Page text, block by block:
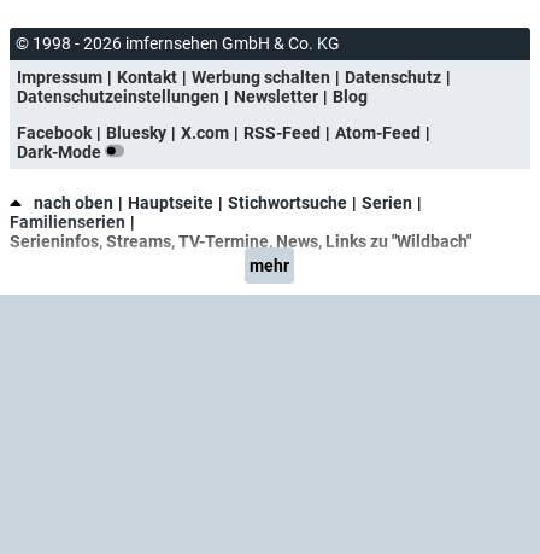
mehr
© 1998 - 2026 imfernsehen GmbH & Co. KG
Impressum
Kontakt Werbung schalten
Datenschutz
Datenschutzeinstellungen
Newsletter
Blog
Facebook
Bluesky X.com RSS-Feed
Atom-Feed
Dark-Mode
nach oben Hauptseite Stichwortsuche
Serien
Familienserien
Serieninfos, Streams, TV-Termine, News, Links zu "Wildbach"